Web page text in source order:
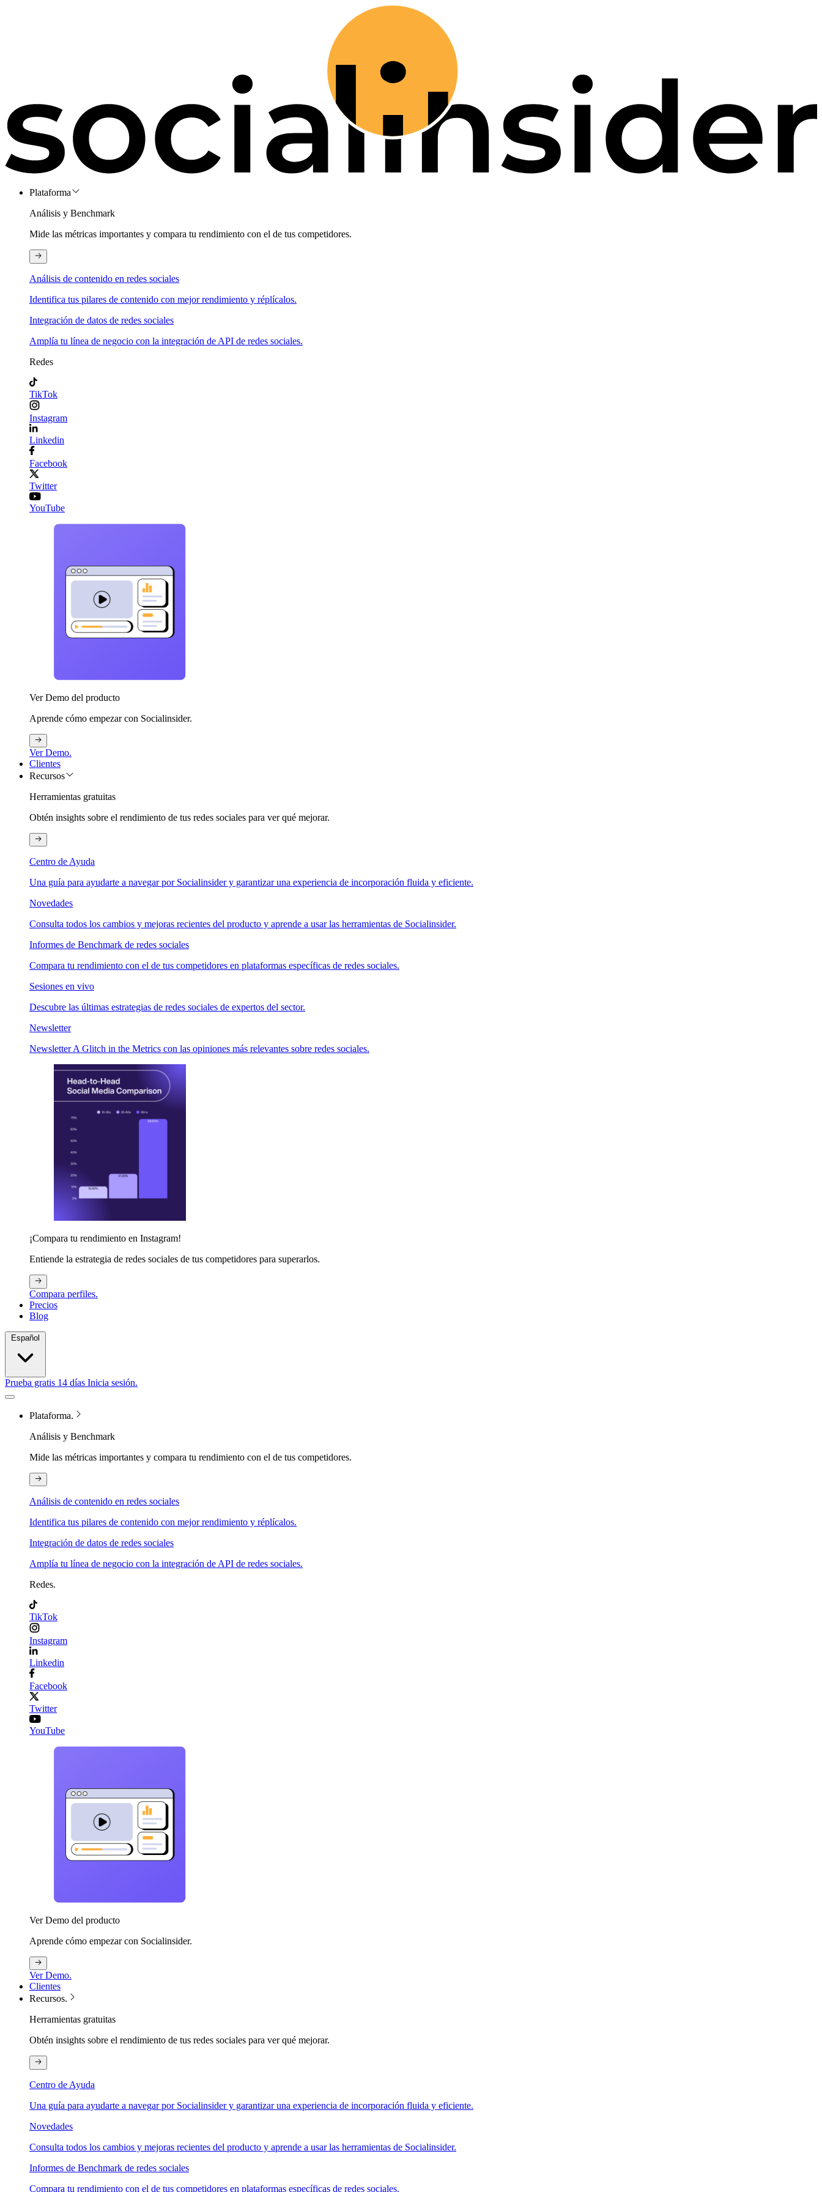
Plataforma
Análisis y Benchmark
Mide las métricas importantes y compara tu rendimiento con el de tus competidores.
Análisis de contenido en redes sociales
Identifica tus pilares de contenido con mejor rendimiento y réplícalos.
Integración de datos de redes sociales
Amplía tu línea de negocio con la integración de API de redes sociales.
Redes
TikTok
Instagram
Linkedin
Facebook
Twitter
YouTube
Ver Demo del producto
Aprende cómo empezar con Socialinsider.
Ver Demo.
Clientes
Recursos
Herramientas gratuitas
Obtén insights sobre el rendimiento de tus redes sociales para ver qué mejorar.
Centro de Ayuda
Una guía para ayudarte a navegar por Socialinsider y garantizar una experiencia de incorporación fluida y eficiente.
Novedades
Consulta todos los cambios y mejoras recientes del producto y aprende a usar las herramientas de Socialinsider.
Informes de Benchmark de redes sociales
Compara tu rendimiento con el de tus competidores en plataformas específicas de redes sociales.
Sesiones en vivo
Descubre las últimas estrategias de redes sociales de expertos del sector.
Newsletter
Newsletter A Glitch in the Metrics con las opiniones más relevantes sobre redes sociales.
¡Compara tu rendimiento en Instagram!
Entiende la estrategia de redes sociales de tus competidores para superarlos.
Compara perfiles.
Precios
Blog
Prueba gratis 14 días Inicia sesión.
Plataforma.
Análisis y Benchmark
Mide las métricas importantes y compara tu rendimiento con el de tus competidores.
Análisis de contenido en redes sociales
Identifica tus pilares de contenido con mejor rendimiento y réplícalos.
Integración de datos de redes sociales
Amplía tu línea de negocio con la integración de API de redes sociales.
Redes.
TikTok
Instagram
Linkedin
Facebook
Twitter
YouTube
Ver Demo del producto
Aprende cómo empezar con Socialinsider.
Ver Demo.
Clientes
Recursos.
Herramientas gratuitas
Obtén insights sobre el rendimiento de tus redes sociales para ver qué mejorar.
Centro de Ayuda
Una guía para ayudarte a navegar por Socialinsider y garantizar una experiencia de incorporación fluida y eficiente.
Novedades
Consulta todos los cambios y mejoras recientes del producto y aprende a usar las herramientas de Socialinsider.
Informes de Benchmark de redes sociales
Compara tu rendimiento con el de tus competidores en plataformas específicas de redes sociales.